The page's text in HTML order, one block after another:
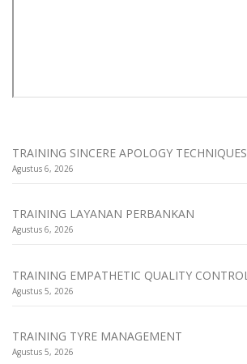
TRAINING SINCERE APOLOGY TECHNIQUES
Agustus 6, 2026
TRAINING LAYANAN PERBANKAN
Agustus 6, 2026
TRAINING EMPATHETIC QUALITY CONTROL
Agustus 5, 2026
TRAINING TYRE MANAGEMENT
Agustus 5, 2026